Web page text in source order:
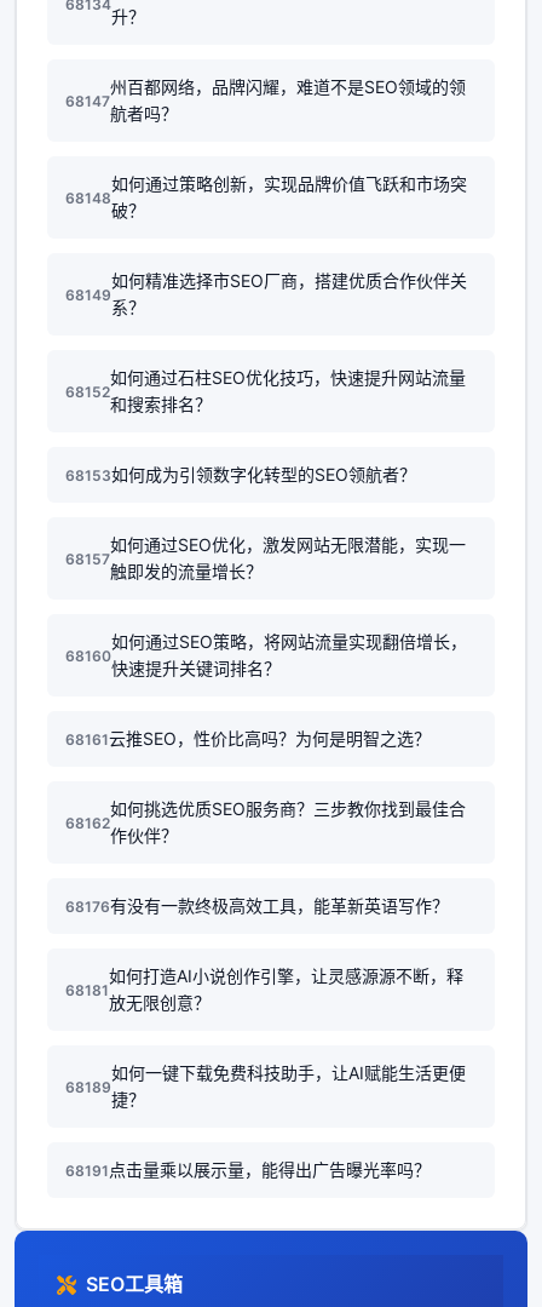
68134
升？
68147
州百都网络，品牌闪耀，难道不是SEO领域的领
航者吗？
68148
如何通过策略创新，实现品牌价值飞跃和市场突
破？
68149
如何精准选择市SEO厂商，搭建优质合作伙伴关
系？
68152
如何通过石柱SEO优化技巧，快速提升网站流量
和搜索排名？
68153如何成为引领数字化转型的SEO领航者？
68157
如何通过SEO优化，激发网站无限潜能，实现一
触即发的流量增长？
68160
如何通过SEO策略，将网站流量实现翻倍增长，
快速提升关键词排名？
68161云推SEO，性价比高吗？为何是明智之选？
68162
如何挑选优质SEO服务商？三步教你找到最佳合
作伙伴？
68176有没有一款终极高效工具，能革新英语写作？
68181
如何打造AI小说创作引擎，让灵感源源不断，释
放无限创意？
68189
如何一键下载免费科技助手，让AI赋能生活更便
捷？
68191 点击量乘以展示量，能得出广告曝光率吗？
SEO工具箱